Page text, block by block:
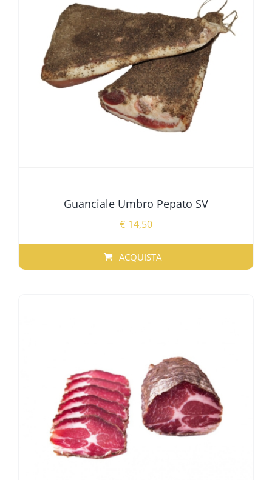
Guanciale Umbro Pepato SV
€ 14,50
ACQUISTA